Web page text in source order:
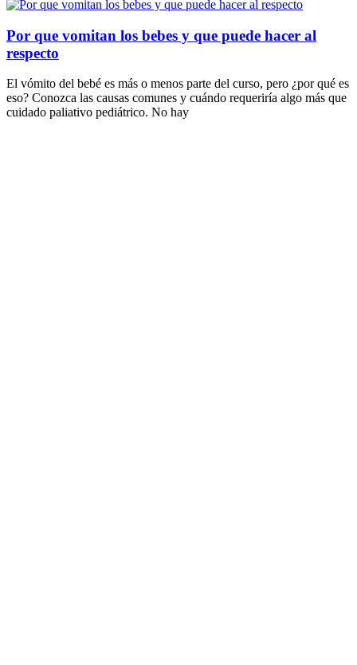
Por que vomitan los bebes y que puede hacer al
respecto
El vómito del bebé es más o menos parte del curso, pero ¿por qué es
eso? Conozca las causas comunes y cuándo requeriría algo más que
cuidado paliativo pediátrico. No hay